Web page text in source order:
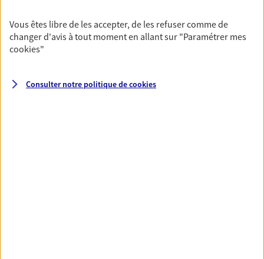
fructifier votre épargne. Laquelle correspond à vos
objectifs ? Rien ne remplace les conseils d'un expert :
Assurance vie, PER, Livret… Faisons le point ensemble !
Optimiser la gestion de votre
Vous êtes libre de les accepter, de les refuser comme de
changer d'avis à tout moment en allant sur "Paramétrer mes
cookies"
Consulter notre politique decookies